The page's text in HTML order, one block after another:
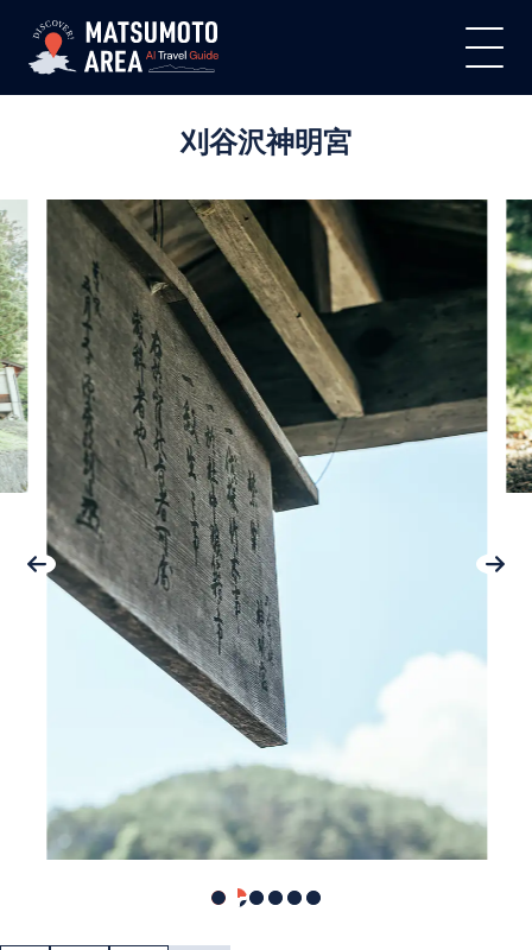
刈谷沢神明宮